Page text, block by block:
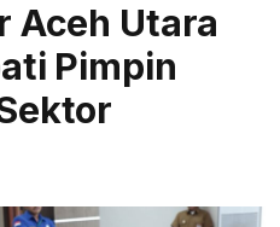
Aceh Utara
Pimpin